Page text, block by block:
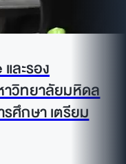
ละรอง
วิทยาลัยมหิดล
ศึกษา เตรียม